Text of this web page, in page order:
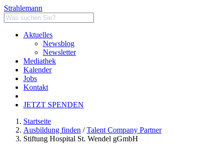
Strahlemann
Aktuelles
Newsblog
Newsletter
Mediathek
Kalender
Jobs
Kontakt
JETZT SPENDEN
Startseite
Ausbildung finden /Talent Company Partner
Stiftung Hospital St. Wendel gGmbH